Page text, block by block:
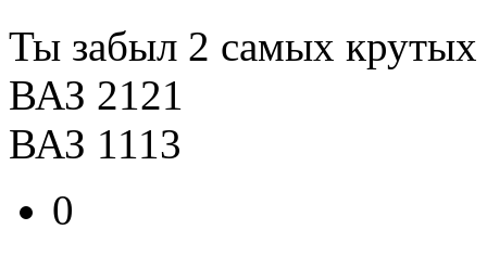
Ты забыл 2 самых
ВАЗ 2121
ВАЗ 1113
0